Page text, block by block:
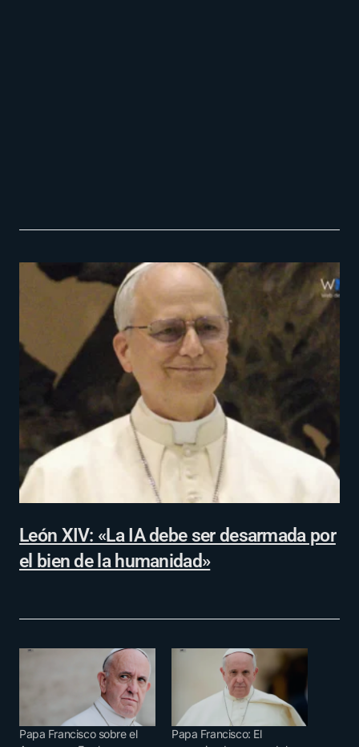
León XIV: «La IA debe ser desarmada por
el bien de la humanidad»
Papa Francisco sobre el
Papa Francisco: El